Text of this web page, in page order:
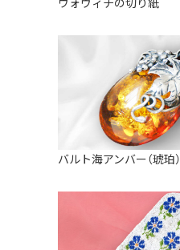
カードスタンド
マグネット
すべて見る
バルト海アンバー（琥珀）